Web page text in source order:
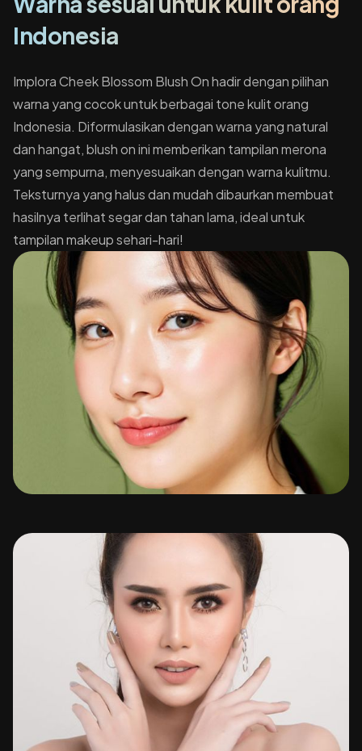
Indonesia
Implora Cheek Blossom Blush On hadir dengan pilihan
warna yang cocok untuk berbagai tone kulit orang
Indonesia. Diformulasikan dengan warna yang natural
dan hangat, blush on ini memberikan tampilan merona
yang sempurna, menyesuaikan dengan warna kulitmu.
Teksturnya yang halus dan mudah dibaurkan membuat
hasilnya terlihat segar dan tahan lama, ideal untuk
tampilan makeup sehari-hari!